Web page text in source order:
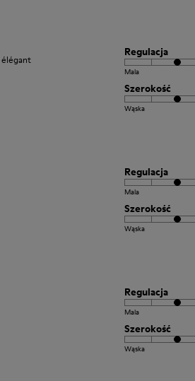
élégant
Regulacja
Mala
Szerokość
Wąska
Regulacja
Mala
Szerokość
Wąska
Regulacja
Mala
Szerokość
Wąska